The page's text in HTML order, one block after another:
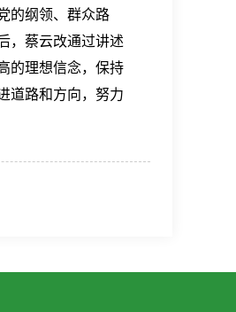
的纲领、群众路
，蔡云改通过讲述
的理想信念，保持
道路和方向，努力